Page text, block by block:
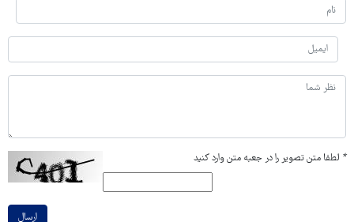
* لطفا متن تصویر را در جعبه متن وارد کنید
ارسال